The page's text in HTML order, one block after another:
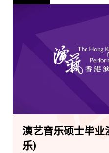
演艺音乐硕士毕业
乐)